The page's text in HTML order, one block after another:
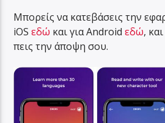
Μπορείς να κατεβάσεις την
iOSεδώ και για Androidεδώ,
πεις την άποψη σου.